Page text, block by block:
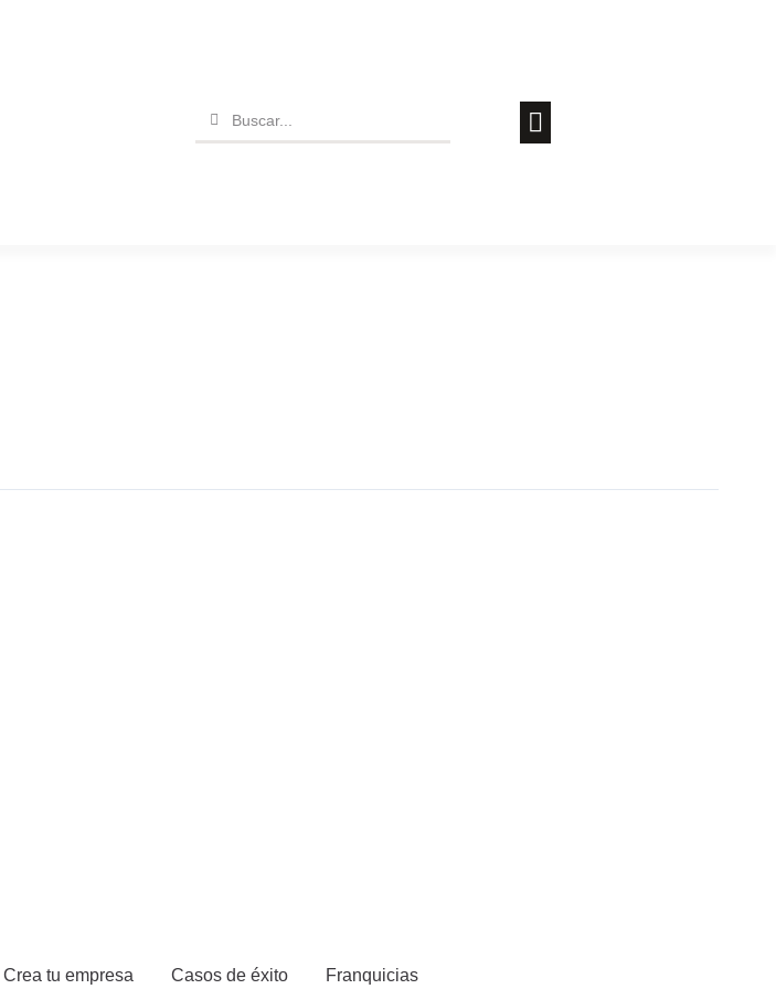
Buscar
Buscar
Crea tu empresa Casos de éxito Franquicias